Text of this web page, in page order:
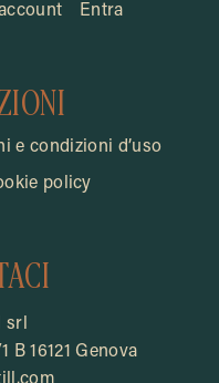
Entra
e condizioni d’uso
policy
srl
B 16121 Genova